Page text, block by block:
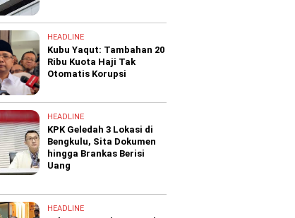
HEADLINE
Kubu Yaqut: Tambahan 20
Ribu Kuota Haji Tak
Otomatis Korupsi
HEADLINE
KPK Geledah 3 Lokasi di
Bengkulu, Sita Dokumen
hingga Brankas Berisi
Uang
HEADLINE